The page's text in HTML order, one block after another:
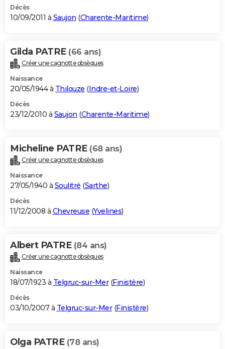
Décès
10/09/2011 à Saujon (Charente-Maritime)
Gilda PATRE (66 ans)
Créer une cagnotte obsèques
Naissance
20/05/1944 à Thilouze (Indre-et-Loire)
Décès
23/12/2010 à Saujon (Charente-Maritime)
Micheline PATRE (68 ans)
Créer une cagnotte obsèques
Naissance
27/05/1940 à Soulitré (Sarthe)
Décès
11/12/2008 à Chevreuse (Yvelines)
Albert PATRE (84 ans)
Créer une cagnotte obsèques
Naissance
18/07/1923 à Telgruc-sur-Mer(Finistère)
Décès
03/10/2007 à Telgruc-sur-Mer(Finistère)
Olga PATRE (78 ans)